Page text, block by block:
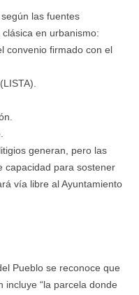
las fuentes
en urbanismo:
convenio firmado con el
generan, pero las
capacidad para sostener
vía libre al Ayuntamiento
Pueblo se reconoce que
incluye “la parcela donde